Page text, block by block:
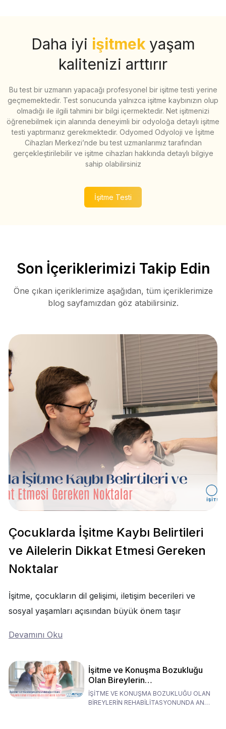
Daha iyi işitmek yaşam
kalitenizi arttırır
Bu test bir uzmanın yapacağı profesyonel bir işitme testi yerine
geçmemektedir. Test sonucunda yalnızca işitme kaybınızın olup
olmadığı ile ilgili tahmini bir bilgi içermektedir. Net işitmenizi
öğrenebilmek için alanında deneyimli bir odyoloğa detaylı işitme
testi yaptırmanız gerekmektedir. Odyomed Odyoloji ve İşitme
Cihazları Merkezi’nde bu test uzmanlarımız tarafından
gerçekleştirilebilir ve işitme cihazları hakkında detaylı bilgiye
sahip olabilirsiniz
İşitme Testi
Son İçeriklerimizi Takip Edin
Öne çıkan içeriklerimize aşağıdan, tüm içeriklerimize
blog sayfamızdan göz atabilirsiniz.
Çocuklarda İşitme Kaybı Belirtileri
ve Ailelerin Dikkat Etmesi Gereken
Noktalar
İşitme, çocukların dil gelişimi, iletişim becerileri ve
sosyal yaşamları açısından büyük önem taşır
Devamını Oku
İşitme ve Konuşma Bozukluğu
Olan Bireylerin
Rehabilitasyonunda Ana
Babaların Tutumları
İŞİTME VE KONUŞMA BOZUKLUĞU OLAN
BİREYLERİN REHABİLİTASYONUNDA ANA